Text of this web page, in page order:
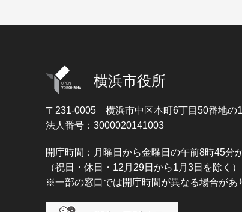
横浜市役所
〒231-0005 横浜市中区本町6丁目50番地の
法人番号：3000020141003
開庁時間：月曜日から金曜日の午前8時45分
（祝日・休日・12月29日から1月3日を除く）
※一部の窓口では開庁時間が異なる場合があ